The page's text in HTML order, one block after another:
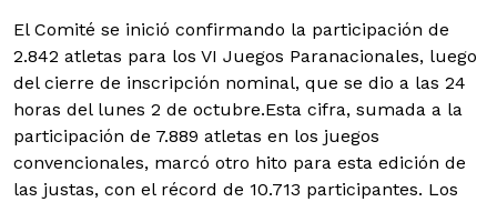
El Comité se inició confirmando la participación de
2.842 atletas para los VI Juegos Paranacionales, luego
del cierre de inscripción nominal, que se dio a las 24
horas del lunes 2 de octubre.Esta cifra, sumada a la
participación de 7.889 atletas en los juegos
convencionales, marcó otro hito para esta edición de
las justas, con el récord de 10.713 participantes. Los